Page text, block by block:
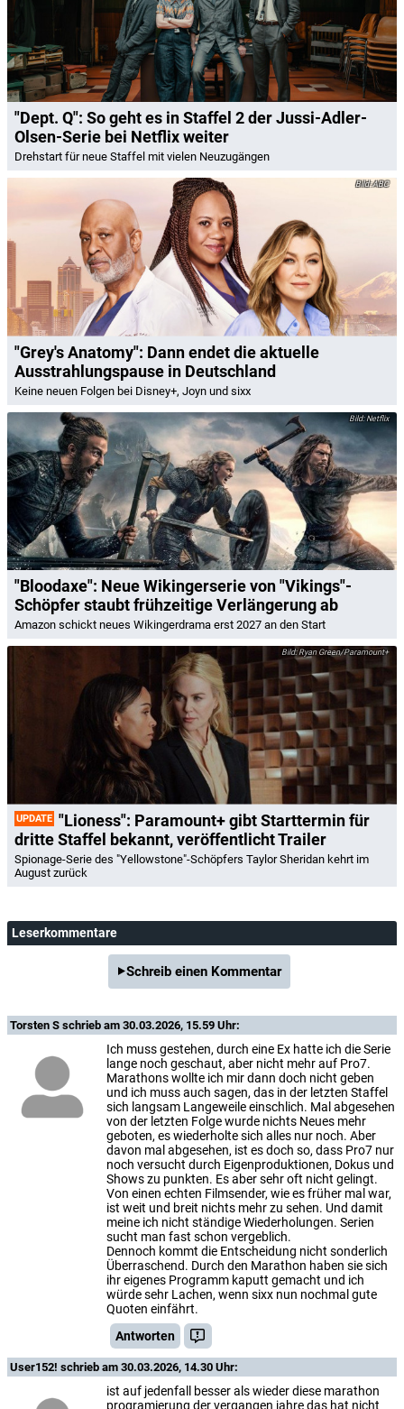
"Dept. Q": So geht es in Staffel 2 der Jussi-Adler-
Olsen-Serie bei Netflix weiter
Drehstart für neue Staffel mit vielen Neuzugängen
ABC
"Grey's Anatomy": Dann endet die aktuelle
Ausstrahlungspause in Deutschland
Keine neuen Folgen bei Disney+, Joyn und sixx
Netflix
"Bloodaxe": Neue Wikingerserie von "Vikings"-
Schöpfer staubt frühzeitige Verlängerung ab
Amazon schickt neues Wikingerdrama erst 2027 an den Start
Ryan Green/Paramount+
UPDATE "Lioness": Paramount+ gibt Starttermin für
dritte Staffel bekannt, veröffentlicht Trailer
Spionage-Serie des "Yellowstone"-Schöpfers Taylor Sheridan kehrt im
August zurück
Leserkommentare
Schreib einen Kommentar
Torsten S schrieb am 30.03.2026, 15.59 Uhr:
Ich muss gestehen, durch eine Ex hatte ich die Serie
lange noch geschaut, aber nicht mehr auf Pro7.
Marathons wollte ich mir dann doch nicht geben
und ich muss auch sagen, das in der letzten Staffel
sich langsam Langeweile einschlich. Mal abgesehen
von der letzten Folge wurde nichts Neues mehr
geboten, es wiederholte sich alles nur noch. Aber
davon mal abgesehen, ist es doch so, dass Pro7 nur
noch versucht durch Eigenproduktionen, Dokus und
Shows zu punkten. Es aber sehr oft nicht gelingt.
Von einen echten Filmsender, wie es früher mal war,
ist weit und breit nichts mehr zu sehen. Und damit
meine ich nicht ständige Wiederholungen. Serien
sucht man fast schon vergeblich.
Dennoch kommt die Entscheidung nicht sonderlich
Überraschend. Durch den Marathon haben sie sich
ihr eigenes Programm kaputt gemacht und ich
würde sehr Lachen, wenn sixx nun nochmal gute
Quoten einfährt.
Antworten
User152! schrieb am 30.03.2026, 14.30 Uhr:
ist auf jedenfall besser als wieder diese marathon
programierung der vergangen jahre das hat nicht